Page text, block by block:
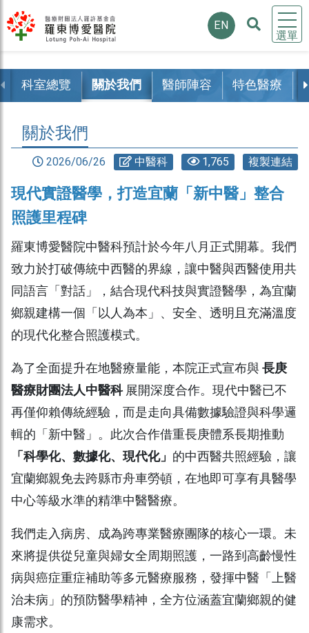
選單
EN
科室總覽 關於我們 醫師陣容 特色醫療
關於我們
2026/06/26 中醫科 1,765 複製連結
現代實證醫學，打造宜蘭「新中醫」整合
照護里程碑
羅東博愛醫院中醫科預計於今年八月正式開幕。我們
致力於打破傳統中西醫的界線，讓中醫與西醫使用共
同語言「對話」，結合現代科技與實證醫學，為宜蘭
鄉親建構一個「以人為本」、安全、透明且充滿溫度
的現代化整合照護模式。
為了全面提升在地醫療量能，本院正式宣布與長庚
醫療財團法人中醫科展開深度合作。現代中醫已不
再僅仰賴傳統經驗，而是走向具備數據驗證與科學邏
輯的「新中醫」。此次合作借重長庚體系長期推動
「科學化、數據化、現代化」 的中西醫共照經驗，讓
宜蘭鄉親免去跨縣市舟車勞頓，在地即可享有具醫學
中心等級水準的精準中醫醫療。
我們走入病房、成為跨專業醫療團隊的核心一環。未
來將提供從兒童與婦女全周期照護，一路到高齡慢性
病與癌症重症補助等多元醫療服務，發揮中醫「上醫
治未病」的預防醫學精神，全方位涵蓋宜蘭鄉親的健
康需求。